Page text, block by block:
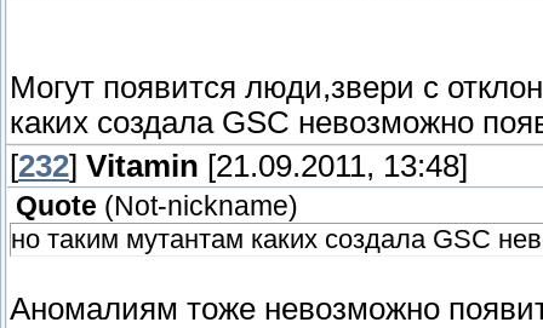
Могут появится люди,звери с
каких создала GSC невозможно
[232] Vitamin [21.09.2011, 13:48]
Quote (Not-nickname)
но таким мутантам каких создала GSC
Аномалиям тоже невозможно